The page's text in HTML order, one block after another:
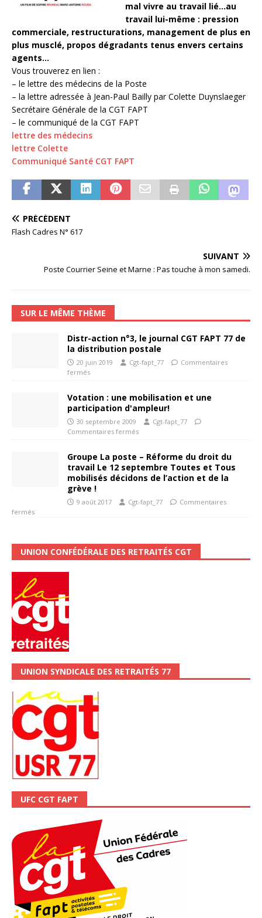
mal vivre au travail lié…au
travail lui-même : pression
commerciale, restructurations, management de plus en
plus musclé, propos dégradants tenus envers certains
agents…
Vous trouverez en lien :
– le lettre des médecins de la Poste
– la lettre adressée à Jean-Paul Bailly par Colette Duynslaeger
Secrétaire Générale de la CGT FAPT
– le communiqué de la CGT FAPT
lettre des médecins
lettre Colette
Communiqué Santé CGT FAPT
PRÉCÉDENT
Flash Cadres N° 617
SUIVANT
Poste Courrier Seine et Marne : Pas touche à mon samedi.
SUR LE MÊME THÈME
Distr-action n°3, le journal CGT FAPT 77 de
la distribution postale
20 juin 2019 Cgt-fapt_77
Commentaires
fermés
Votation : une mobilisation et une
participation d'ampleur!
30 septembre 2009
Cgt-fapt_77
Commentaires fermés
Groupe La poste – Réforme du droit du
travail Le 12 septembre Toutes et Tous
mobilisés décidons de l’action et de la
grève !
9 août 2017 Cgt-fapt_77
Commentaires
fermés
UNION CONFÉDÉRALE DES RETRAITÉS CGT
UNION SYNDICALE DES RETRAITÉS 77
UFC CGT FAPT